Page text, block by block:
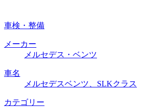
車検・整備
メーカー
メルセデス・ベンツ
車名
メルセデスベンツ、SLKクラス
カテゴリー